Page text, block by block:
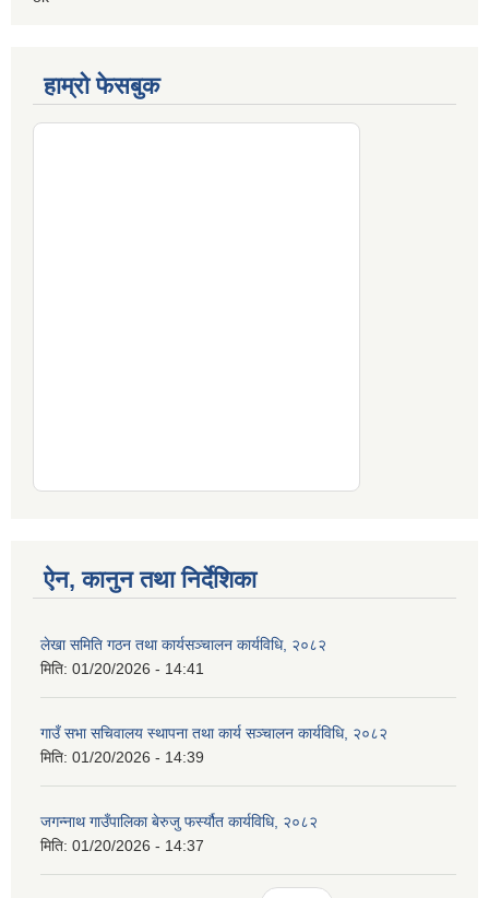
हाम्रो फेसबुक
ऐन, कानुन तथा निर्देशिका
लेखा समिति गठन तथा कार्यसञ्चालन कार्यविधि, २०८२
मिति: 01/20/2026 - 14:41
गाउँ सभा सचिवालय स्थापना तथा कार्य सञ्चालन कार्यविधि, २०८२
मिति: 01/20/2026 - 14:39
जगन्नाथ गाउँपालिका बेरुजु फर्स्यौत कार्यविधि, २०८२
मिति: 01/20/2026 - 14:37